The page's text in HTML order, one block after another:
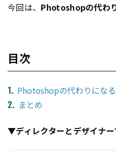
今回は、 Photoshopの代わ
目次
Photoshopの代わりにな
まとめ
▼ディレクターとデザイナ